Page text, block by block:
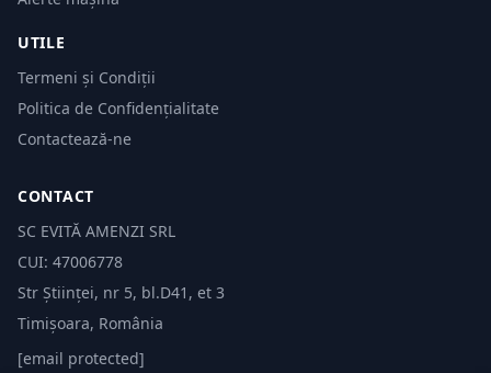
UTILE
Termeni și Condiții
Politica de Confidențialitate
Contactează-ne
CONTACT
SC EVITĂ AMENZI SRL
CUI: 47006778
Str Științei, nr 5, bl.D41, et 3
Timișoara, România
[email protected]